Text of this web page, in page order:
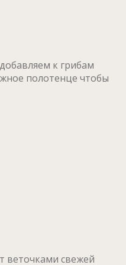
к грибам
полотенце чтобы
веточками свежей